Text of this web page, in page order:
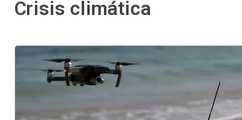
Crisis climática